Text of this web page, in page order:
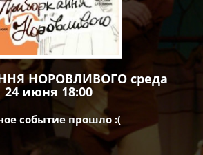
НОРОВЛИВОГО среда
24 июня 18:00
событие прошло :(